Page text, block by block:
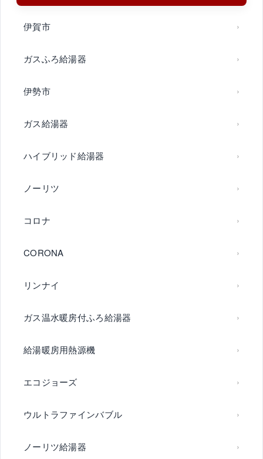
伊賀市
ガスふろ給湯器
伊勢市
ガス給湯器
ハイブリッド給湯器
ノーリツ
コロナ
CORONA
リンナイ
ガス温水暖房付ふろ給湯器
給湯暖房用熱源機
エコジョーズ
ウルトラファインバブル
ノーリツ給湯器